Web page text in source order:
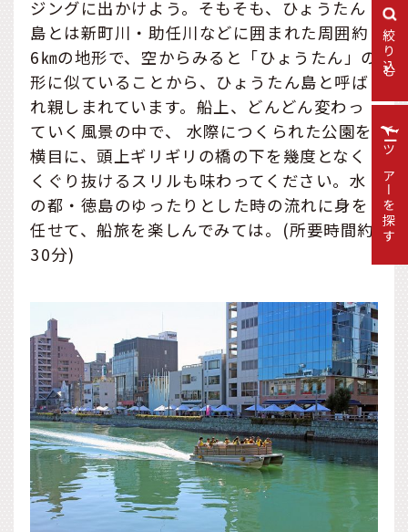
絞り込む
ジングに出かけよう。そもそも、ひょうたん
島とは新町川・助任川などに囲まれた周囲約
6㎞の地形で、空からみると「ひょうたん」の
形に似ていることから、ひょうたん島と呼ば
れ親しまれています。船上、どんどん変わっ
ていく風景の中で、 水際につくられた公園を
横目に、頭上ギリギリの橋の下を幾度となく
くぐり抜けるスリルも味わってください。水
の都・徳島のゆったりとした時の流れに身を
任せて、船旅を楽しんでみては。(所要時間約
30分)
ツアーを探す